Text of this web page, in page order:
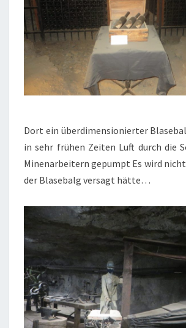
Dort ein überdimensionierter
in sehr frühen Zeiten Luft durch die
Minenarbeitern gepumpt Es wird
der Blasebalg versagt hätte…